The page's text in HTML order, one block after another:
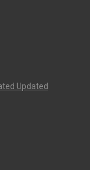
Updated